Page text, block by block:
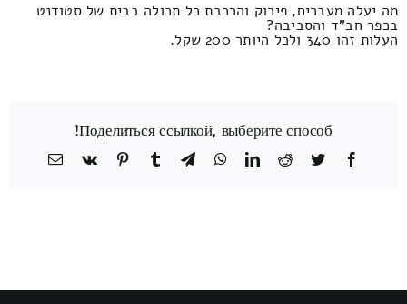
מה יעלה מעברים, פירוק והרכבת כל תכולה בבית של סטודנט
בכפר חב"ד והסביבה?
העלות זהו 340 ולכל היותר 200 שקל.
Поделиться ссылкой, выберите способ!
Facebook
Twitter
Reddit
LinkedIn
WhatsApp
Telegram
Tumblr
Pinterest
Vk
כתובת